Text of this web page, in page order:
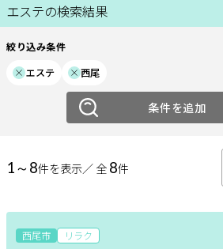
ジャンルで探す
ヘア・メイク ネイル・まつげ
スクール・
トレーニング
メンズ
大人女子トピック ランキング
エステの検索結果
絞り込み条件
エステ
西尾
条件を追加
1～8件を表示／ 全 8件
西尾市 リラク
岡崎・幸田
・蒲郡
西尾
豊明・大府・知多・
東浦
その他